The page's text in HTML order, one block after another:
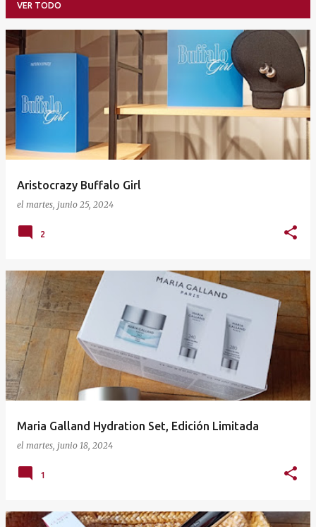
VER TODO
E
n
r
d
Aristocrazy Buffalo Girl
el martes, junio 25, 2024
2
Maria Galland Hydration Set, Edición Limitada
el martes, junio 18, 2024
1